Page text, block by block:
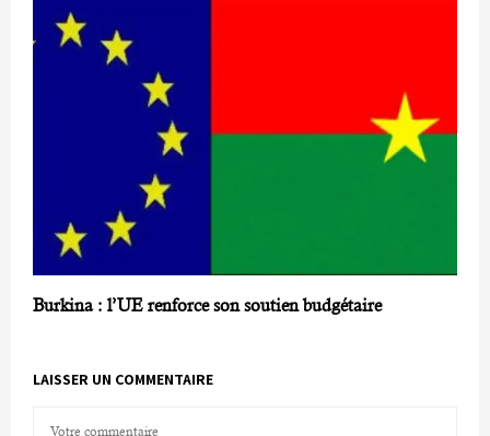
Burkina : l’UE renforce son soutien budgétaire
LAISSER UN COMMENTAIRE